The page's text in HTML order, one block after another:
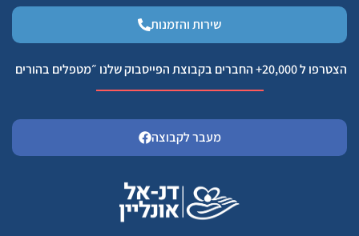
שירות והזמנות
הצטרפו ל 20,000+ החברים בקבוצת הפייסבוק שלנו ״מטפלים בהורים
מעבר לקבוצה